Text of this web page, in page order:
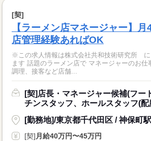
[契]
【ラーメン店マネージャー】
店管理経験あればOK
※この求人情報は株式会社共和技術研究所 に
ます 話題のラーメン店で マネージャーのお仕
調理、接客など店舗...
[契]店長・マネージャー候補(フー
チンスタッフ、ホールスタッフ(配
[勤務地]/東京都千代田区 / 神保町駅
[契]月給40万円〜45万円